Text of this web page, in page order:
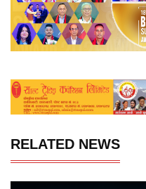
RELATED NEWS